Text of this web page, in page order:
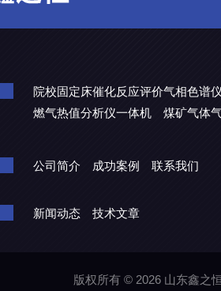
院校固定床催化反应评价气相色谱
燃气热值分析仪一体机
煤矿气体
公司简介 成功案例 联系我们
新闻动态 技术文章
版权所有 © 2026 山东鑫之